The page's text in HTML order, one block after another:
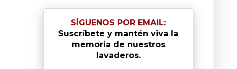
SÍGUENOS POR EMAIL:
Suscríbete y mantén viva la
memoria de nuestros
lavaderos.